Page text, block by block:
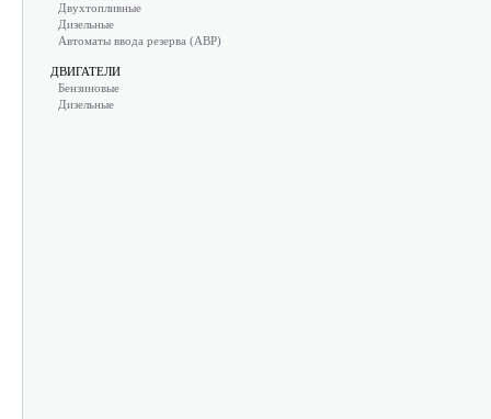
Двухтопливные
Дизельные
Автоматы ввода резерва (АВР)
ДВИГАТЕЛИ
Бензиновые
Дизельные